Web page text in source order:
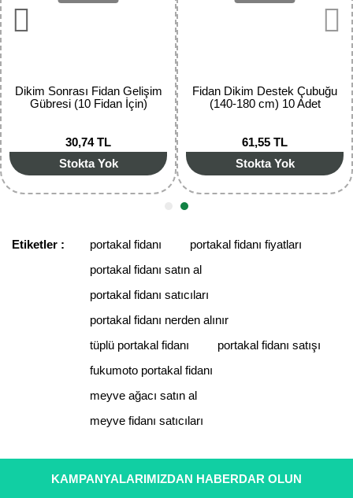
Ürün fiyatı diğer sitelerden daha pahalı.
Bu ürüne benzer farklı alternatifler olmalı.
Gönder
Dikim Sonrası Fidan Gelişim
Gübresi (10 Fidan İçin)
30,74 TL
Stokta Yok
Fidan Dikim Destek Çubuğu
(140-180 cm) 10 Adet
61,55 TL
Stokta Yok
Etiketler : portakal fidanı
portakal fidanı fiyatları
portakal fidanı satın al
portakal fidanı satıcıları
portakal fidanı nerden alınır
tüplü portakal fidanı
portakal fidanı satışı
fukumoto portakal fidanı
meyve ağacı satın al
meyve fidanı satıcıları
KAMPANYALARIMIZDAN HABERDAR OLUN